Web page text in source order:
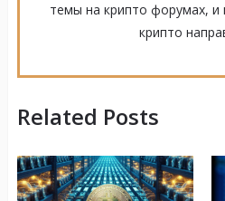
темы на крипто форумах, и
крипто
Related Posts